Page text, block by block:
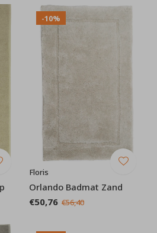
-10%
Floris
Orlando Badmat Zand
€50,76 €56,40